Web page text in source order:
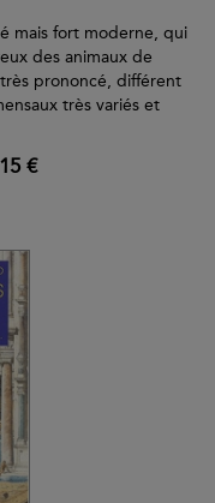
mais fort moderne, qui
des animaux de
prononcé, différent
très variés et
€